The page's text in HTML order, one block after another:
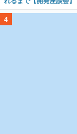
4